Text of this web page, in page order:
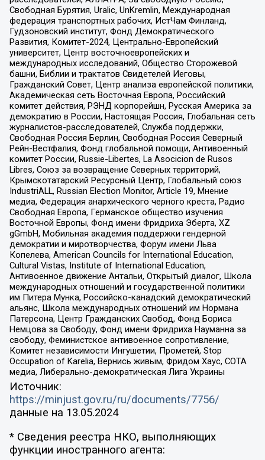
Свободная Бурятия, Uralic, UnKremlin, Международная
федерация транспортных рабочих, ИстЧам Финланд,
Гудзоновский институт, Фонд Демократического
Развития, Комитет-2024, Центрально-Европейский
университет, Центр восточноевропейских и
международных исследований, Общество Сторожевой
башни, Библии и трактатов Свидетелей Иеговы,
Гражданский Совет, Центр анализа европейской политики,
Академическая сеть Восточная Европа, Российский
комитет действия, РЭНД корпорейшн, Русская Америка за
демократию в России, Настоящая Россия, Глобальная сеть
журналистов-расследователей, Служба поддержки,
Свободная Россия Берлин, Свободная Россия Северный
Рейн-Вестфалия, Фонд глобальной помощи, Антивоенный
комитет России, Russie-Libertes, La Asocicion de Rusos
Libres, Союз за возвращение Северных территорий,
Крымскотатарский Ресурсный Центр, Глобальный союз
IndustriALL, Russian Election Monitor, Article 19, Мнение
медиа, Федерация анархического черного креста, Радио
Свободная Европа, Германское общество изучения
Восточной Европы, Фонд имени Фридриха Эберта, XZ
gGmbH, Мобильная академия поддержки гендерной
демократии и миротворчества, Форум имени Льва
Копелева, American Councils for International Education,
Cultural Vistas, Institute of International Education,
Антивоенное движение Антальи, Открытый диалог, Школа
международных отношений и государственной политики
им Питера Мунка, Российско-канадский демократический
альянс, Школа международных отношений им Нормана
Патерсона, Центр Гражданских Свобод, Фонд Бориса
Немцова за Свободу, Фонд имени Фридриха Науманна за
свободу, Феминистское антивоенное сопротивление,
Комитет независимости Ингушетии, Прометей, Stop
Occupation of Karelia, Вернись живым, Фридом Хаус, СОТА
медиа, Либерально-демократическая Лига Украины
Источник:
https://minjust.gov.ru/ru/documents/7756/
данные на 13.05.2024
* Сведения реестра НКО, выполняющих
функции иностранного агента: